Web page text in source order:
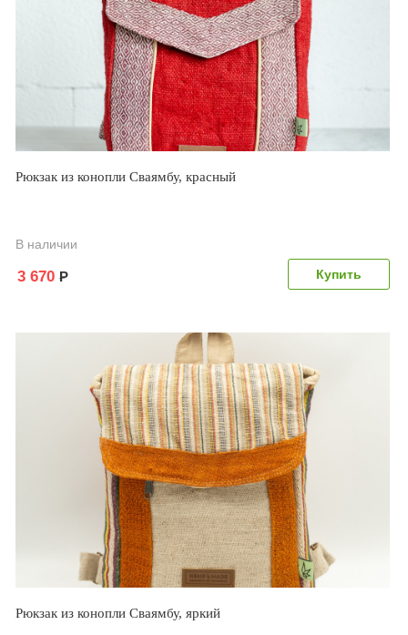
Рюкзак из конопли Сваямбу, красный
В наличии
3 670 Р
Рюкзак из конопли Сваямбу, яркий